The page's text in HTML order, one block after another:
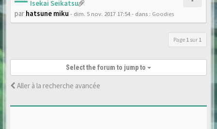
Isekai Seikatsu
par hatsune miku - dim. 5 nov. 2017 17:54- dans : Goodies
Page 1 sur 1
Select the forum to jump to
Aller à la recherche avancée